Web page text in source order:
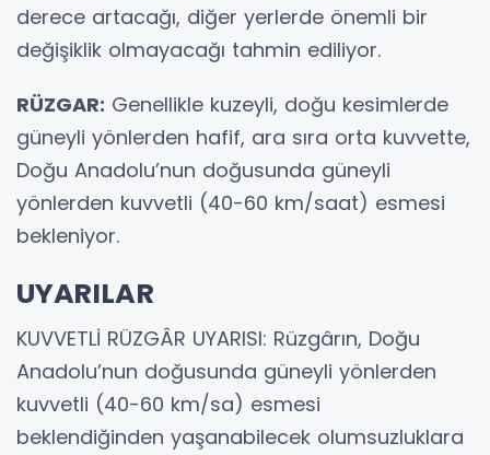
derece artacağı, diğer yerlerde önemli bir
değişiklik olmayacağı tahmin ediliyor.
RÜZGAR: Genellikle kuzeyli, doğu kesimlerde
güneyli yönlerden hafif, ara sıra orta kuvvette,
Doğu Anadolu’nun doğusunda güneyli
yönlerden kuvvetli (40-60 km/saat) esmesi
bekleniyor.
UYARILAR
KUVVETLİ RÜZGÂR UYARISI: Rüzgârın, Doğu
Anadolu’nun doğusunda güneyli yönlerden
kuvvetli (40-60 km/sa) esmesi
beklendiğinden yaşanabilecek olumsuzluklara